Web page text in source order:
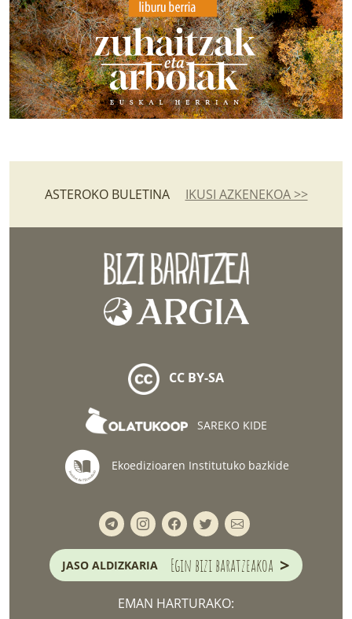
ASTEROKO BULETINA IKUSI AZKENEKOA >>
CC BY-SA
SAREKO KIDE
Ekoedizioaren Institutuko bazkide
JASO ALDIZKARIA Egin bizi baratzeakoa >
EMAN HARTURAKO: